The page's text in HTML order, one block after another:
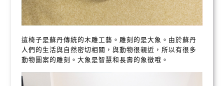
這椅子是蘇丹傳統的木雕工藝。雕刻的是大象。由於蘇丹
人們的生活與自然密切相關，與動物很親近，所以有很多
動物圖案的雕刻。大象是智慧和長壽的象徵哦。